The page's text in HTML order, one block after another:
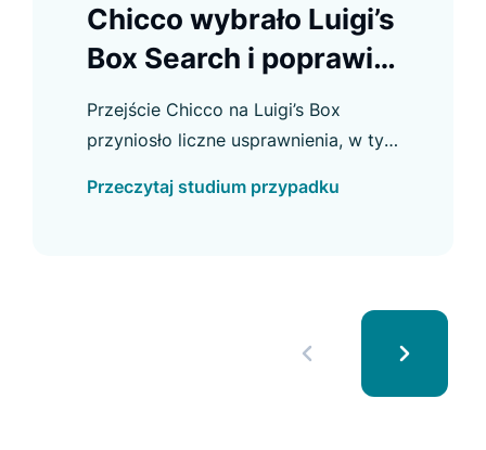
Chicco wybrało Luigi’s
Box Search i poprawiło
doświadczenie
zakupowe
Przejście Chicco na Luigi’s Box
przyniosło liczne usprawnienia, w tym
większe wykorzystanie wyszukiwarki.
Przeczytaj studium przypadku